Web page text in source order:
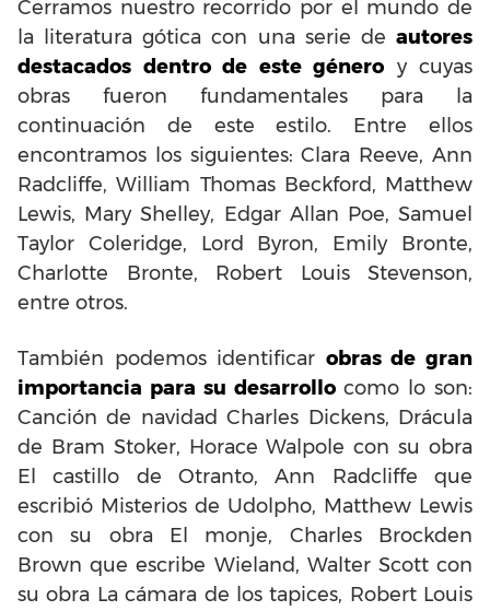
Cerramos nuestro recorrido por el mundo de
la literatura gótica con una serie de autores
destacados dentro de este género y cuyas
obras fueron fundamentales para la
continuación de este estilo. Entre ellos
encontramos los siguientes: Clara Reeve, Ann
Radcliffe, William Thomas Beckford, Matthew
Lewis, Mary Shelley, Edgar Allan Poe, Samuel
Taylor Coleridge, Lord Byron, Emily Bronte,
Charlotte Bronte, Robert Louis Stevenson,
entre otros.
También podemos identificar obras de gran
importancia para su desarrollocomo lo son:
Canción de navidad Charles Dickens, Drácula
de Bram Stoker, Horace Walpole con su obra
El castillo de Otranto, Ann Radcliffe que
escribió Misterios de Udolpho, Matthew Lewis
con su obra El monje, Charles Brockden
Brown que escribe Wieland, Walter Scott con
su obra La cámara de los tapices, Robert Louis